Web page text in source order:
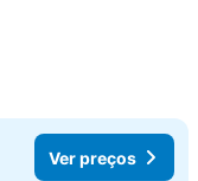
Ver preços